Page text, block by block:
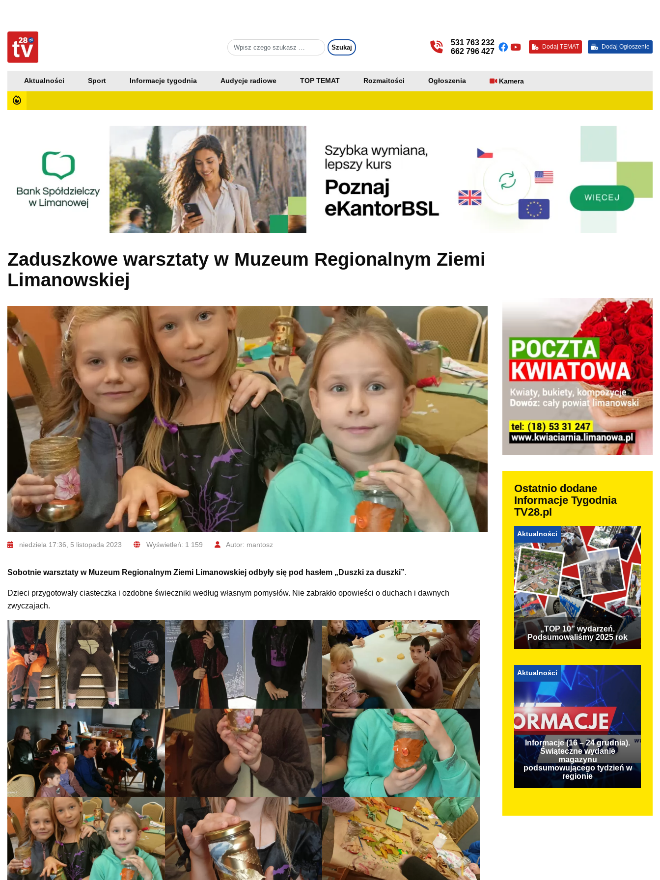
531 763 232
662 796 427
Dodaj TEMAT Dodaj Ogłoszenie
Aktualności Sport Informacje tygodnia Audycje radiowe TOP TEMAT Rozmaitości Ogłoszenia Kamera
Zaduszkowe warsztaty w Muzeum Regionalnym Ziemi
Limanowskiej
niedziela 17:36, 5 listopada 2023 Wyświetleń: 1 159 Autor: mantosz
Sobotnie warsztaty w Muzeum Regionalnym Ziemi Limanowskiej odbyły się pod hasłem „Duszki za duszki”.
Dzieci przygotowały ciasteczka i ozdobne świeczniki według własnym pomysłów. Nie zabrakło opowieści o duchach i dawnych
zwyczajach.
Ostatnio dodane
Informacje Tygodnia
TV28.pl
Aktualności
„TOP 10” wydarzeń.
Podsumowaliśmy 2025 rok
Aktualności
Informacje (16 – 24 grudnia).
Świąteczne wydanie
magazynu
podsumowującego tydzień w
regionie